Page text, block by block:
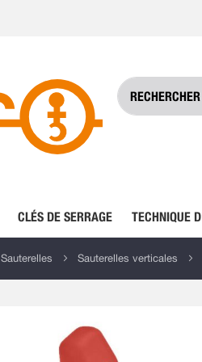
CLÉS DE SERRAGE TECHNIQUE
Sauterelles Sauterelles verticales